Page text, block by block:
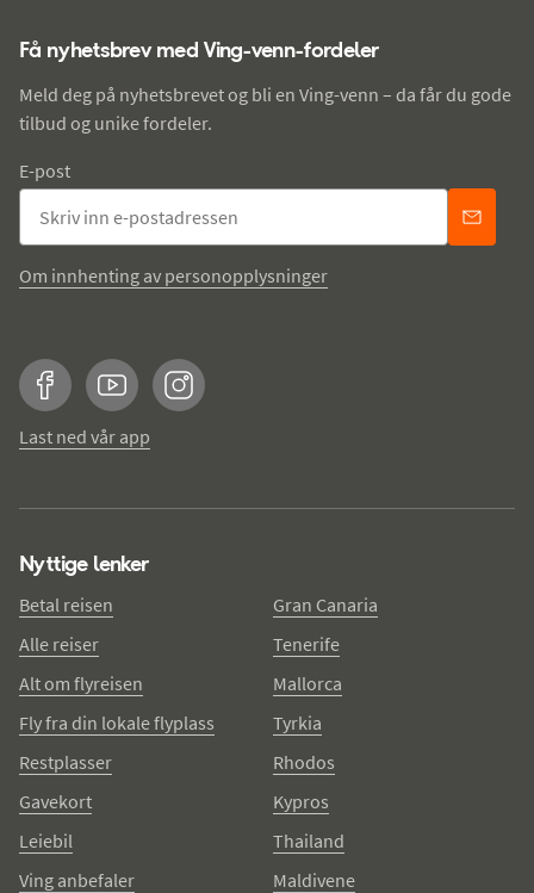
Få nyhetsbrev med Ving-venn-fordeler
Meld deg på nyhetsbrevet og bli en Ving-venn – da får du gode
tilbud og unike fordeler.
E-post
Om innhenting av personopplysninger
FacebookYouTubeInstagram
Last ned vår app
Nyttige lenker
Betal reisen
Alle reiser
Alt om flyreisen
Fly fra din lokale flyplass
Restplasser
Gavekort
Leiebil
Ving anbefaler
Gran Canaria
Tenerife
Mallorca
Tyrkia
Rhodos
Kypros
Thailand
Maldivene